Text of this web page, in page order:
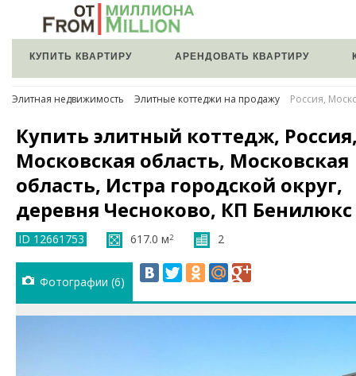
КУПИТЬ КВАРТИРУ АРЕНДОВАТЬ КВАРТИРУ
Элитная недвижимость Элитные коттеджи на продажу Россия,
Купить элитный коттедж,
Московская область, Московская
область, Истра городской округ,
деревня Чесноково, КП Бенилюкс
ID 12661753 617.0 м2 2
Фотографии (6)